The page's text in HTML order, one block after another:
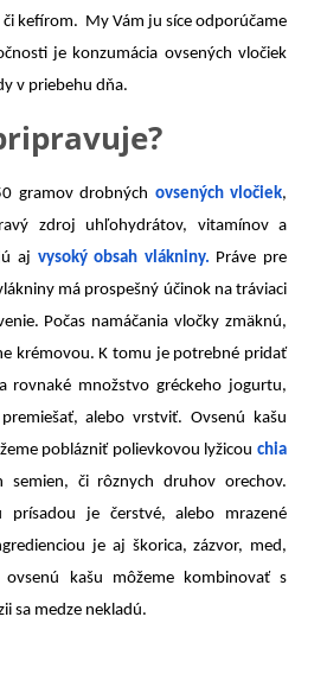
kefírom. My Vám ju síce odporúčame
je konzumácia ovsených vločiek
v priebehu dňa.
gramov drobných ovsených vločiek,
zdroj uhľohydrátov, vitamínov a
aj vysoký obsah vlákniny. Práve pre
má prospešný účinok na tráviaci
Počas namáčania vločky zmäknú,
krémovou. K tomu je potrebné pridať
rovnaké množstvo gréckeho jogurtu,
alebo vrstviť. Ovsenú kašu
poblázniť polievkovou lyžicou chia
semien, či rôznych druhov orechov.
prísadou je čerstvé, alebo mrazené
je aj škorica, zázvor, med,
kašu môžeme kombinovať s
sa medze nekladú.